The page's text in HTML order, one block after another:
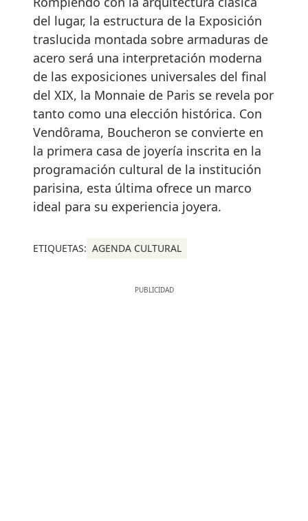
del lugar, la estructura de la Exposición
traslucida montada sobre armaduras de
acero será una interpretación moderna
de las exposiciones universales del final
del XIX, la Monnaie de Paris se revela por
tanto como una elección histórica. Con
Vendôrama, Boucheron se convierte en
la primera casa de joyería inscrita en la
programación cultural de la institución
parisina, esta última ofrece un marco
ideal para su experiencia joyera.
ETIQUETAS: AGENDA CULTURAL